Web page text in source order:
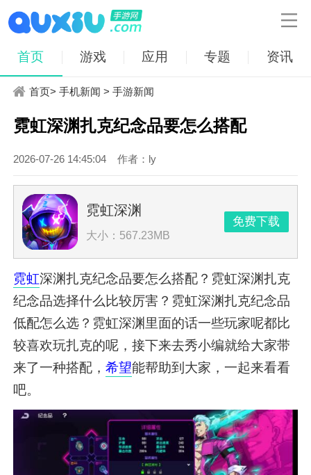

首页 游戏 应用 专题 资讯
首页>手机新闻 >手游新闻
霓虹深渊扎克纪念品要怎么搭配
2026-07-26 14:45:04 作者：ly
霓虹深渊
大小：567.23MB
免费下载
霓虹深渊扎克纪念品要怎么搭配？霓虹深渊扎克
纪念品选择什么比较厉害？霓虹深渊扎克纪念品
低配怎么选？霓虹深渊里面的话一些玩家呢都比
较喜欢玩扎克的呢，接下来去秀小编就给大家带
来了一种搭配， 希望能帮助到大家，一起来看看
吧。